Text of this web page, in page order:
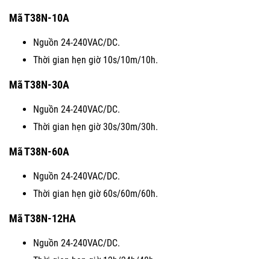
Mã T38N-10A
Nguồn 24-240VAC/DC.
Thời gian hẹn giờ 10s/10m/10h.
Mã T38N-30A
Nguồn 24-240VAC/DC.
Thời gian hẹn giờ 30s/30m/30h.
Mã T38N-60A
Nguồn 24-240VAC/DC.
Thời gian hẹn giờ 60s/60m/60h.
Mã T38N-12HA
Nguồn 24-240VAC/DC.